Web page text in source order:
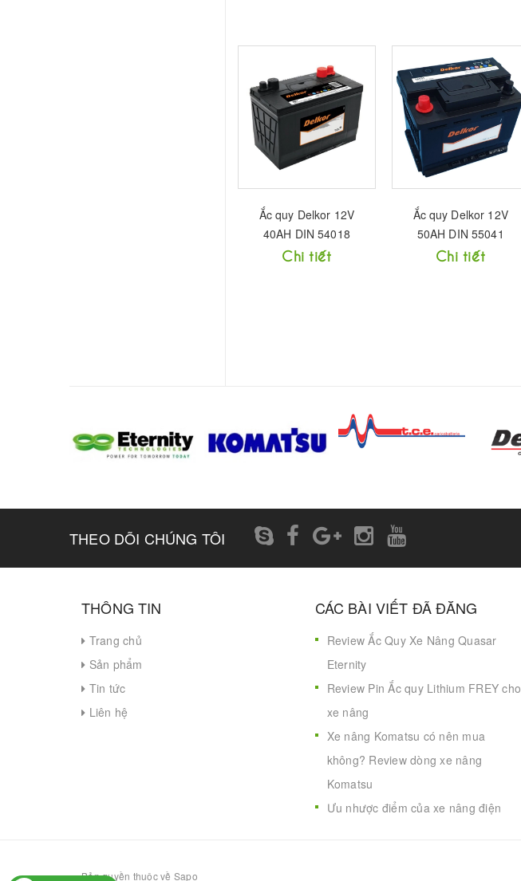
Ắc quy Delkor 12V
40AH DIN 54018
Chi tiết
Ắc quy Delkor 12V
50AH DIN 55041
Chi tiết
THEO DÕI CHÚNG TÔI
THÔNG TIN
Trang chủ
Sản phẩm
Tin tức
Liên hệ
CÁC BÀI VIẾT ĐÃ ĐĂNG
Review Ắc Quy Xe Nâng Quasar
Eternity
Review Pin Ắc quy Lithium FREY cho
xe nâng
Xe nâng Komatsu có nên mua
không? Review dòng xe nâng
Komatsu
Ưu nhược điểm của xe nâng điện
Bản quyền thuộc về Sapo